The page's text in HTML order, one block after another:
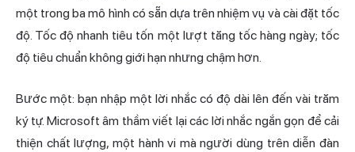
một trong ba mô hình có sẵn dựa trên nhiệm vụ và cài đặt tốc
độ. Tốc độ nhanh tiêu tốn một lượt tăng tốc hàng ngày; tốc
độ tiêu chuẩn không giới hạn nhưng chậm hơn.
Bước một: bạn nhập một lời nhắc có độ dài lên đến vài trăm
ký tự. Microsoft âm thầm viết lại các lời nhắc ngắn gọn để cải
thiện chất lượng, một hành vi mà người dùng trên diễn đàn